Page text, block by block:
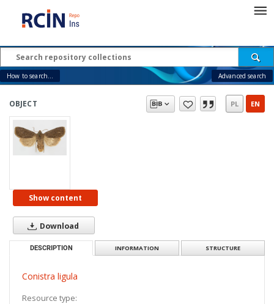
How to search... Advanced search
OBJECT PL EN
Show content
Download
DESCRIPTION INFORMATION STRUCTURE
Conistra ligula
Resource type: